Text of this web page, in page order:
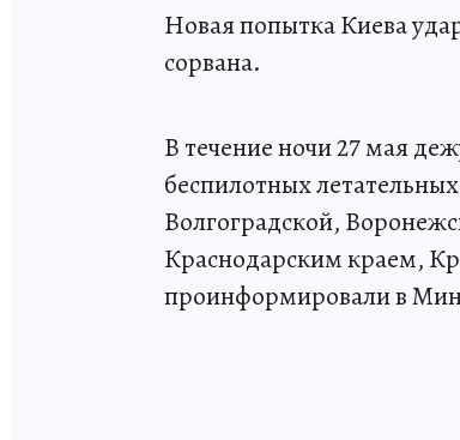
Новая попытка Киева
сорвана.
В течение ночи 27 мая
беспилотных
Волгоградской,
Краснодарским краем,
проинформировали в